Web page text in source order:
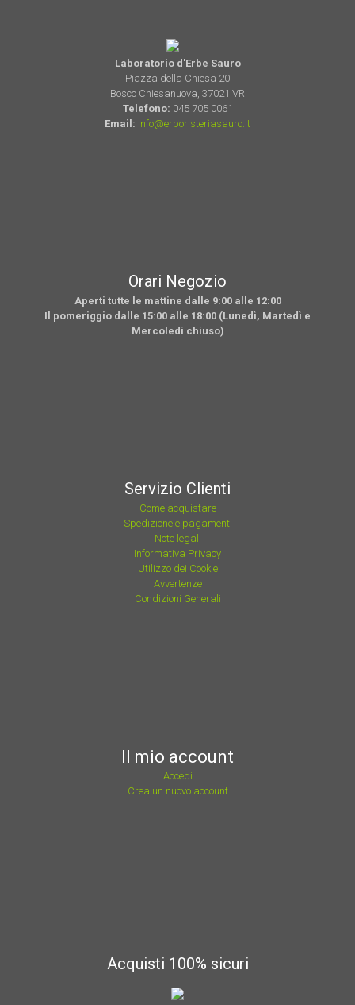
Laboratorio d'Erbe Sauro
Piazza della Chiesa 20
Bosco Chiesanuova, 37021 VR
Telefono: 045 705 0061
Email: info@erboristeriasauro.it
Orari Negozio
Aperti tutte le mattine dalle 9:00 alle 12:00
Il pomeriggio dalle 15:00 alle 18:00 (Lunedì, Martedì e
Mercoledì chiuso)
Servizio Clienti
Come acquistare
Spedizione e pagamenti
Note legali
Informativa Privacy
Utilizzo dei Cookie
Avvertenze
Condizioni Generali
Il mio account
Accedi
Crea un nuovo account
Acquisti 100% sicuri